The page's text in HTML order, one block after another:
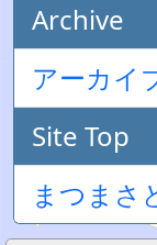
Archive
アーカイ
Site Top
まつまさ